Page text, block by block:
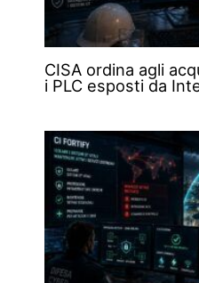
CISA ordina agli
i PLC esposti da